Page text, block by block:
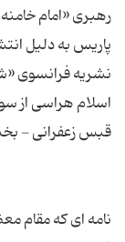
رهبری «امام
پاریس به دلیل
نشریه فرانسوی
نامه ای که مقام